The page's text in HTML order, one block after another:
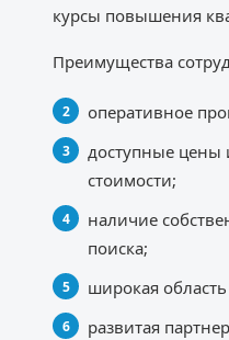
курсы повышения
Преимущества
оперативное
доступные цены
стоимости;
наличие
поиска;
широкая
развитая